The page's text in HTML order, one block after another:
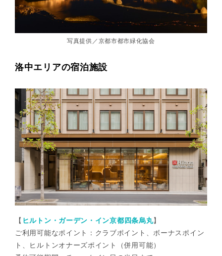
写真提供／京都市都市緑化協会
洛中エリアの宿泊施設
【 ヒルトン・ガーデン・イン京都四条烏丸】
ご利用可能なポイント：クラブポイント、ボーナスポイン
ト、ヒルトンオナーズポイント（併用可能）